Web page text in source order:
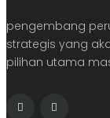
pengembang
strategis yang
pilihan utama